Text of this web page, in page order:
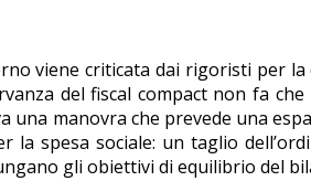
viene criticata dai rigoristi per
del fiscal compact non fa
una manovra che prevede una
la spesa sociale: un taglio
gli obiettivi di equilibrio del